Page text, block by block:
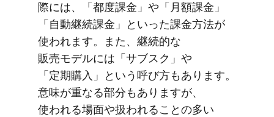
際には、​「都度課金」や​「月額課金」​
「自動継続課金」と​いった​課金方​法が​
使われます。​また、​継続的な​
販売モデルには​「サブスク」や​
「定期購入」と​いう​呼び方も​あります。​
意味が​重なる​部分も​ありますが、​
使われる​場面や​扱われる​ことの​多い​